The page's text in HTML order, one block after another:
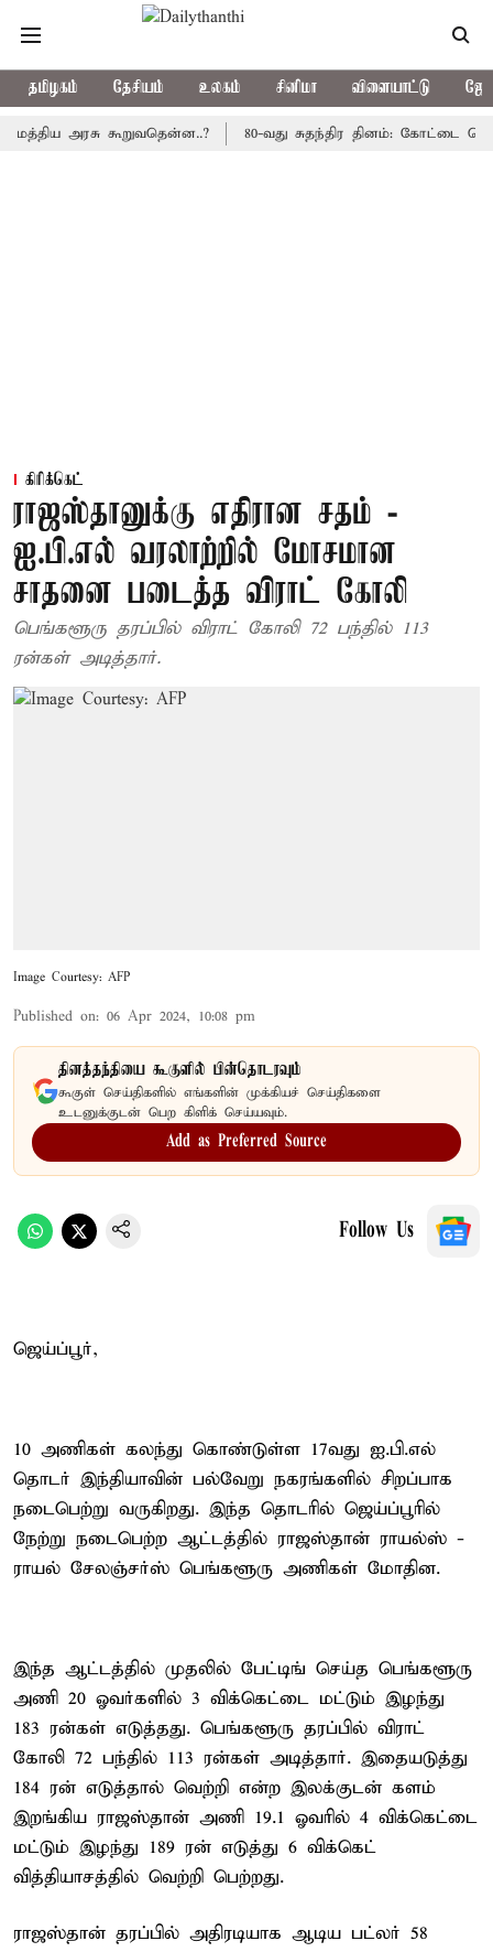
தமிழகம் தேசியம் உலகம் சினிமா விளையாட்டு
அரசு கூறுவதென்ன..? 80-வது சுதந்திர தினம்: கோட்டை
கிரிக்கெட்
ராஜஸ்தானுக்கு எதிரான சதம் -
ஐ.பி.எல் வரலாற்றில் மோசமான
சாதனை படைத்த விராட் கோலி
பெங்களூரு தரப்பில் விராட் கோலி 72 பந்தில் 113
ரன்கள் அடித்தார்.
Image Courtesy: AFP
Published on: 06 Apr 2024, 10:08 pm
தினத்தந்தியை கூகுளில் பின்தொடரவும்
கூகுள் செய்திகளில் எங்களின் முக்கியச் செய்திகளை
உடனுக்குடன் பெற கிளிக் செய்யவும்.
Add as Preferred Source
Follow Us
ஜெய்ப்பூர்,
10 அணிகள் கலந்து கொண்டுள்ள 17வது ஐ.பி.எல்
தொடர் இந்தியாவின் பல்வேறு நகரங்களில் சிறப்பாக
நடைபெற்று வருகிறது. இந்த தொடரில் ஜெய்ப்பூரில்
நேற்று நடைபெற்ற ஆட்டத்தில் ராஜஸ்தான் ராயல்ஸ் -
ராயல் சேலஞ்சர்ஸ் பெங்களூரு அணிகள் மோதின.
இந்த ஆட்டத்தில் முதலில் பேட்டிங் செய்த பெங்களூரு
அணி 20 ஓவர்களில் 3 விக்கெட்டை மட்டும் இழந்து
183 ரன்கள் எடுத்தது. பெங்களூரு தரப்பில் விராட்
கோலி 72 பந்தில் 113 ரன்கள் அடித்தார். இதையடுத்து
184 ரன் எடுத்தால் வெற்றி என்ற இலக்குடன் களம்
இறங்கிய ராஜஸ்தான் அணி 19.1 ஓவரில் 4 விக்கெட்டை
மட்டும் இழந்து 189 ரன் எடுத்து 6 விக்கெட்
வித்தியாசத்தில் வெற்றி பெற்றது.
ராஜஸ்தான் தரப்பில் அதிரடியாக ஆடிய பட்லர் 58